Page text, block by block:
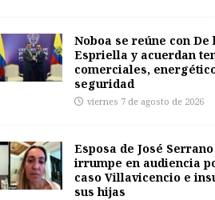
Noboa se reúne con De
Espriella y acuerdan
comerciales,
seguridad
viernes 7 de agosto de 2026
Esposa de José Serrano
irrumpe en audiencia
caso Villavicencio e
sus hijas